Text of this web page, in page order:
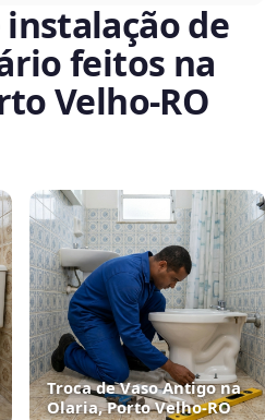
instalação de
feitos na
Velho‑RO
Troca de Vaso Antigo na
Olaria, Porto Velho‑RO